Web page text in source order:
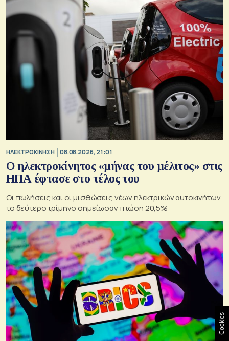
ΗΛΕΚΤΡΟΚΙΝΗΣΗ 08.08.2026, 21:01
Ο ηλεκτροκίνητος «μήνας του μέλιτος» στις
ΗΠΑ έφτασε στο τέλος του
Οι πωλήσεις και οι μισθώσεις νέων ηλεκτρικών αυτοκινήτων
το δεύτερο τρίμηνο σημείωσαν πτώση 20,5%
Cookies